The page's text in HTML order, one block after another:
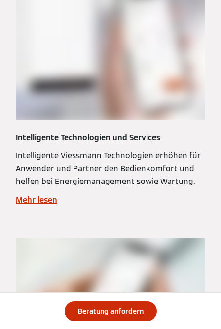
Beratung anfordern
Intelligente Technologien und Services
Intelligente Viessmann Technologien erhöhen für
Anwender und Partner den Bedienkomfort und
helfen bei Energiemanagement sowie Wartung.
Mehr lesen